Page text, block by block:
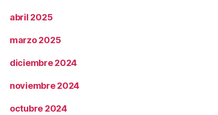
abril 2025
marzo 2025
diciembre 2024
noviembre 2024
octubre 2024